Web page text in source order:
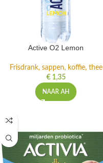
Active O2 Lemon
Frisdrank, sappen, koffie, thee
€1,35
NAAR AH